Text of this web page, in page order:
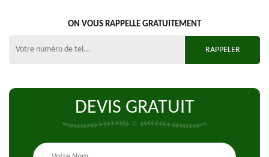
ON VOUS RAPPELLE GRATUITEMENT
DEVIS GRATUIT